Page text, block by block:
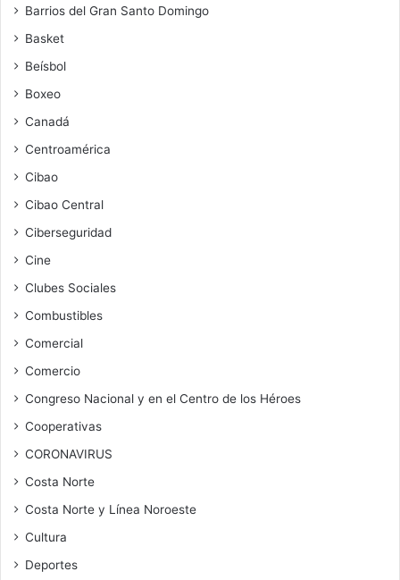
Barrios del Gran Santo Domingo
Basket
Beísbol
Boxeo
Canadá
Centroamérica
Cibao
Cibao Central
Ciberseguridad
Cine
Clubes Sociales
Combustibles
Comercial
Comercio
Congreso Nacional y en el Centro de los Héroes
Cooperativas
CORONAVIRUS
Costa Norte
Costa Norte y Línea Noroeste
Cultura
Deportes